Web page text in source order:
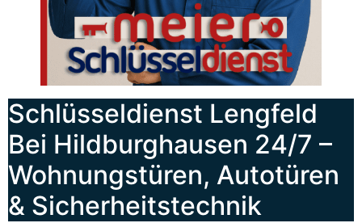
Schlüsseldienst Lengfeld
Bei Hildburghausen 24/7 –
Wohnungstüren, Autotüren
& Sicherheitstechnik